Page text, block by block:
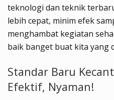
teknologi dan teknik
lebih cepat, minim efek
menghambat kegiatan
baik banget buat kita yang
Standar Baru
Efektif, Nyaman!